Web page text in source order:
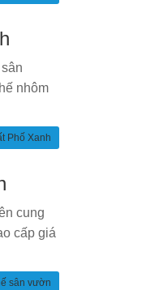
nhôm
Phố Xanh
cung
cấp giá
sân vườn